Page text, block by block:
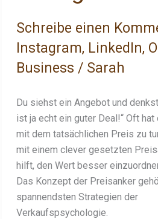
Schreibe einen
Instagram, LinkedIn,
Business / Sarah
Du siehst ein Angebot und
ist ja echt ein guter Deal!“ Oft hat
mit dem tatsächlichen Preis zu
mit einem clever gesetzten
hilft, den Wert besser
Das Konzept der Preisanker
spannendsten Strategien der
Verkaufspsychologie.